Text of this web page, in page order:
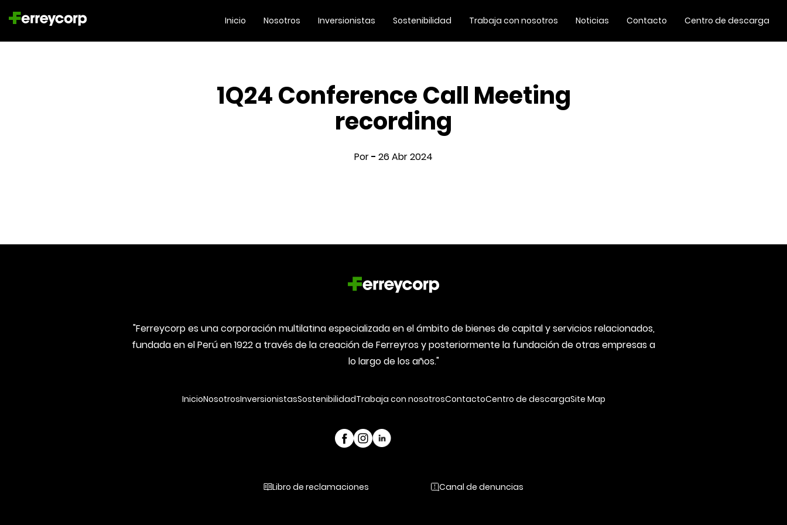
Inicio Nosotros Inversionistas Sostenibilidad Trabaja con nosotros Noticias Contacto Centro de descarga
1Q24 Conference Call Meeting
recording
Por- 26 Abr 2024
"Ferreycorp es una corporación multilatina especializada en el ámbito de bienes de capital y servicios relacionados,
fundada en el Perú en 1922 a través de la creación de Ferreyros y posteriormente la fundación de otras empresas a
lo largo de los años."
InicioNosotrosInversionistasSostenibilidadTrabaja con nosotrosContactoCentro de descargaSite Map
Libro de reclamaciones Canal de denuncias